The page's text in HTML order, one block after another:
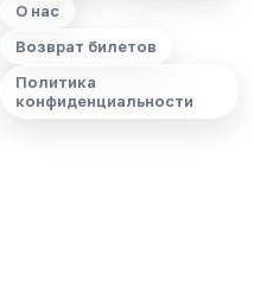
О нас
Возврат билетов
Политика
конфиденциальности